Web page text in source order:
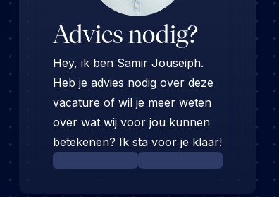
Advies nodig?
Hey, ik ben Samir Jouseiph.
Heb je advies nodig over deze
vacature of wil je meer weten
over wat wij voor jou kunnen
betekenen? Ik sta voor je klaar!